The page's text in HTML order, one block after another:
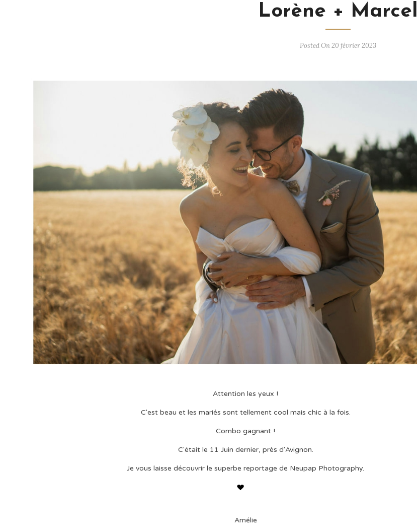
Lorène + Marcel
Posted On 20 février 2023
Attention les yeux !
C'est beau et les mariés sont tellement cool mais chic à la fois.
Combo gagnant !
C'était le 11 Juin dernier, près d'Avignon.
Je vous laisse découvrir le superbe reportage de Neupap Photography.
Amélie